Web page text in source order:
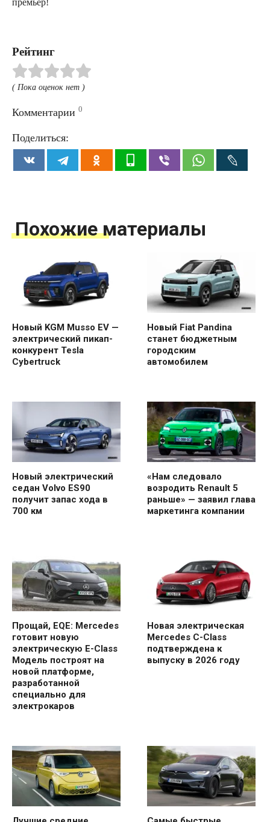
премьер!
Рейтинг
( Пока оценок нет )
Комментарии 0
Поделиться:
Похожие материалы
Новый KGM Musso EV —
электрический пикап-
конкурент Tesla
Cybertruck
Новый Fiat Pandina
станет бюджетным
городским
автомобилем
Новый электрический
седан Volvo ES90
получит запас хода в
700 км
«Нам следовало
возродить Renault 5
раньше» — заявил глава
маркетинга компании
Прощай, EQE: Mercedes
готовит новую
электрическую E-Class
Модель построят на
новой платформе,
разработанной
специально для
электрокаров
Новая электрическая
Mercedes C-Class
подтверждена к
выпуску в 2026 году